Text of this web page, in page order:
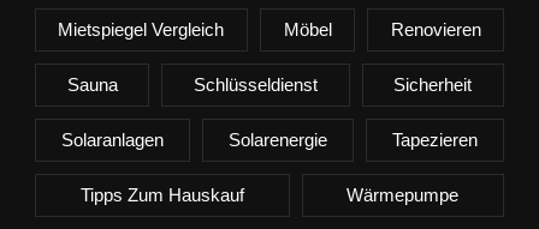
Mietspiegel Vergleich Möbel Renovieren
Sauna Schlüsseldienst Sicherheit
Solaranlagen Solarenergie Tapezieren
Tipps Zum Hauskauf Wärmepumpe